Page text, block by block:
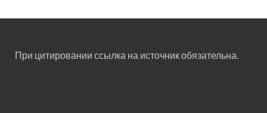
При цитировании ссылка на источник обязательна.